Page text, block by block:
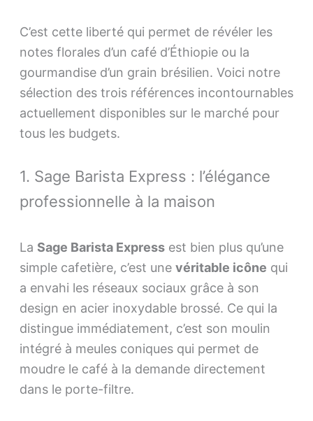
C’est cette liberté qui permet de révéler les
notes florales d’un café d’Éthiopie ou la
gourmandise d’un grain brésilien. Voici notre
sélection des trois références incontournables
actuellement disponibles sur le marché pour
tous les budgets.
1. Sage Barista Express : l’élégance
professionnelle à la maison
La Sage Barista Expressest bien plus qu’une
simple cafetière, c’est une véritable icône qui
a envahi les réseaux sociaux grâce à son
design en acier inoxydable brossé. Ce qui la
distingue immédiatement, c’est son moulin
intégré à meules coniques qui permet de
moudre le café à la demande directement
dans le porte-filtre.